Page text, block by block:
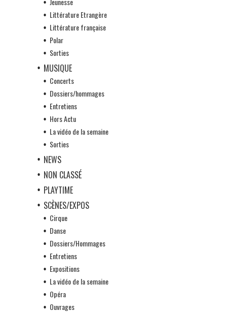
Littérature Etrangère
Littérature française
Polar
Sorties
MUSIQUE
Concerts
Dossiers/hommages
Entretiens
Hors Actu
La vidéo de la semaine
Sorties
NEWS
NON CLASSÉ
PLAYTIME
SCÈNES/EXPOS
Cirque
Danse
Dossiers/Hommages
Entretiens
Expositions
La vidéo de la semaine
Opéra
Ouvrages